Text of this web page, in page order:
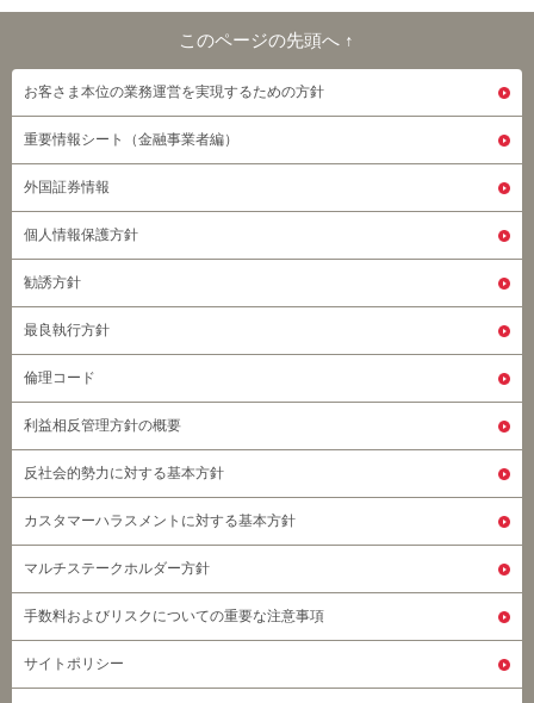
このページの先頭へ
このページの先頭へ ↑
お客さま本位の業務運営を実現するための方針
重要情報シート（金融事業者編）
外国証券情報
個人情報保護方針
勧誘方針
最良執行方針
倫理コード
利益相反管理方針の概要
反社会的勢力に対する基本方針
カスタマーハラスメントに対する基本方針
マルチステークホルダー方針
手数料およびリスクについての重要な注意事項
サイトポリシー